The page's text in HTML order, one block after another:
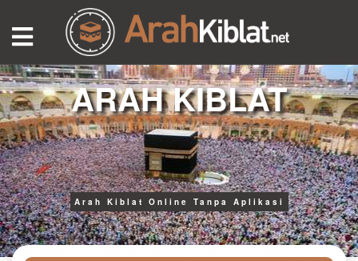
ARAH KIBLAT
Arah Kiblat Online Tanpa Aplikasi